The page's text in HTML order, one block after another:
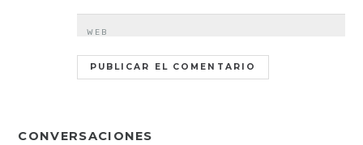
WEB
CONVERSACIONES